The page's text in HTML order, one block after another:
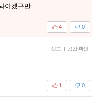
야겠구만
0
4
신고 | 공감 확인
0
1